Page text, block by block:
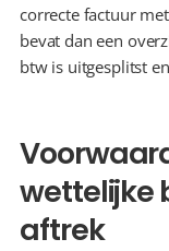
correcte factuur
bevat dan een
btw is uitgesplitst
wettelijke
aftrek